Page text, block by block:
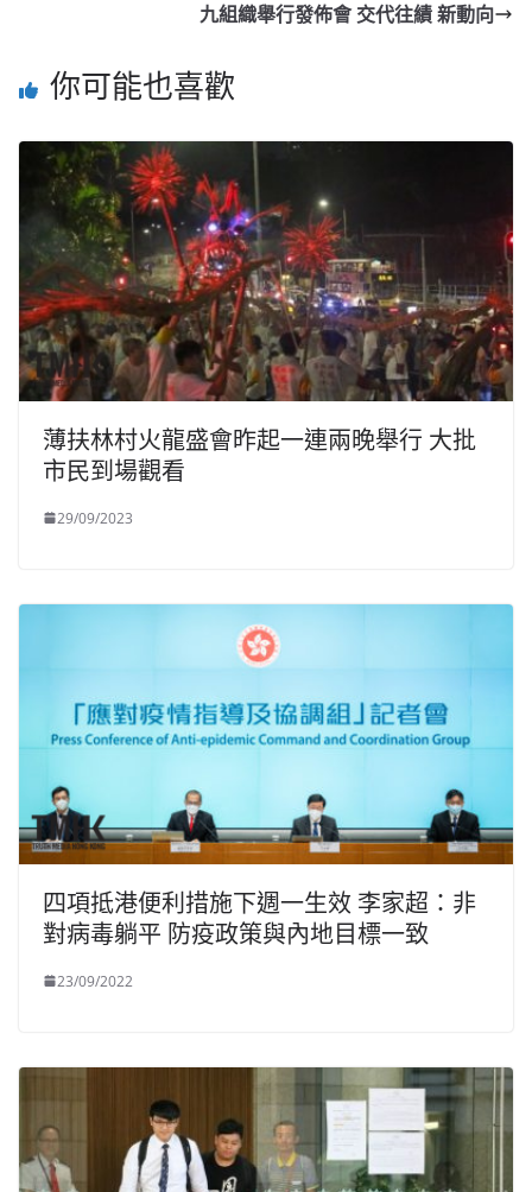
九組織舉行發佈會 交代往績 新動向
你可能也喜歡
薄扶林村火龍盛會昨起一連兩晚舉行 大批
市民到場觀看
29/09/2023
四項抵港便利措施下週一生效 李家超：非
對病毒躺平 防疫政策與內地目標一致
23/09/2022